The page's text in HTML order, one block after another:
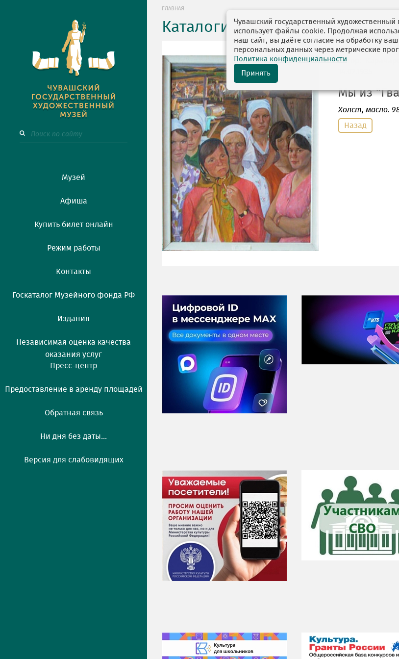
Музей
Афиша
Купить билет онлайн
Режим работы
Контакты
Госкаталог Музейного фонда РФ
Издания
Независимая оценка качества
оказания услуг
Пресс-центр
Предоставление в аренду площадей
Обратная связь
Ни дня без даты...
Версия для слабовидящих
ГЛАВНАЯ
Каталоги выставок
автор:
Мы из
Холст, масло.
Назад
Чувашский государственный художественный
использует файлы cookie. Продолжая
наш сайт, вы даёте согласие на обработку
персональных данных через метрические
Политика конфиденциальности
Принять